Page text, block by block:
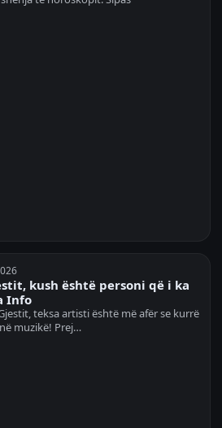
kush është personi që i ka
Info
teksa artisti është më afër se kurrë
muzikë! ​Prej…